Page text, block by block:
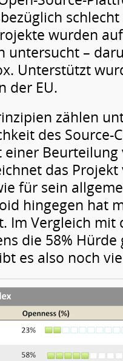
wurden
untersucht –
Unterstützt
der EU.
zählen
des Source-
einer
das
für sein
hingegen hat
Im Vergleich mit
die 58%
es also noch